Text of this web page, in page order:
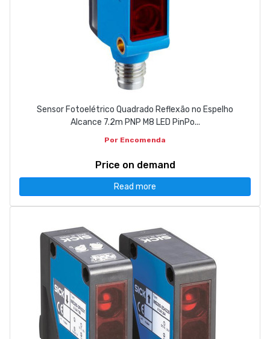
Sensor Fotoelétrico Quadrado Reflexão no Espelho
Alcance 7.2m PNP M8 LED PinPo...
Por Encomenda
Price on demand
Read more